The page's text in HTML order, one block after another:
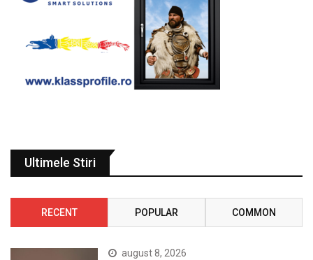
Ultimele Stiri
RECENT POPULAR COMMON
august 8, 2026